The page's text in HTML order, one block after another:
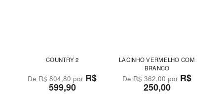
COUNTRY 2
DeR$ 804,80por R$
599,90
LACINHO VERMELHO COM
BRANCO
DeR$ 362,00 por R$
250,00